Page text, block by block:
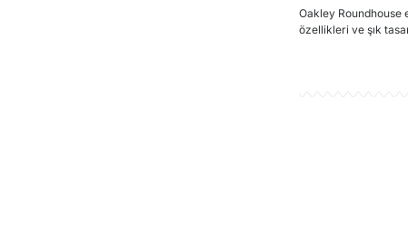
Oakley Roundhouse
özellikleri ve şık